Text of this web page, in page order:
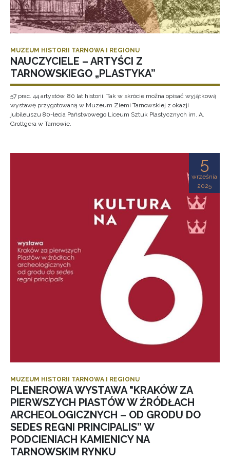
MUZEUM HISTORII TARNOWA I REGIONU
NAUCZYCIELE – ARTYŚCI Z
TARNOWSKIEGO „PLASTYKA”
57 prac. 44 artystów. 80 lat historii. Tak w skrócie można opisać wyjątkową
wystawę przygotowaną w Muzeum Ziemi Tarnowskiej z okazji
jubileuszu 80-lecia Państwowego Liceum Sztuk Plastycznych im. A.
Grottgera w Tarnowie.
5
września
2025
MUZEUM HISTORII TARNOWA I REGIONU
PLENEROWA WYSTAWA "KRAKÓW ZA
PIERWSZYCH PIASTÓW W ŹRÓDŁACH
ARCHEOLOGICZNYCH – OD GRODU DO
SEDES REGNI PRINCIPALIS” W
PODCIENIACH KAMIENICY NA
TARNOWSKIM RYNKU